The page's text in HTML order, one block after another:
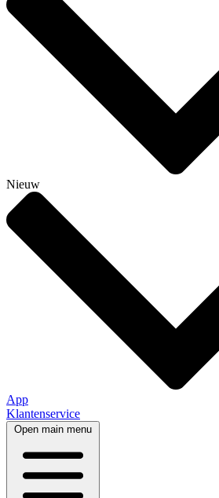
Nieuw
App
Klantenservice
Open main menu